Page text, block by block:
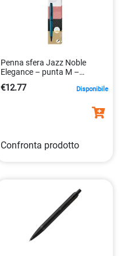
Penna sfera Jazz Noble
Elegance – punta M –
€12.77 Disponibile
Confronta prodotto